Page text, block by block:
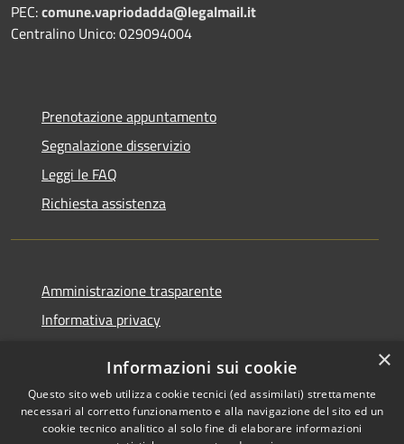
PEC:comune.vapriodadda@legalmail.it
Centralino Unico: 029094004
Prenotazione appuntamento
Segnalazione disservizio
Leggi le FAQ
Richiesta assistenza
Amministrazione trasparente
Informativa privacy
Dichiarazione di accessibilità
×
Informazioni sui cookie
Questo sito web utilizza cookie tecnici (ed assimilati) strettamente
necessari al corretto funzionamento e alla navigazione del sito ed un
cookie tecnico analitico al solo fine di elaborare informazioni